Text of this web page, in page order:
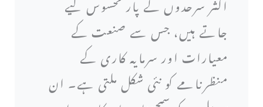
جاتے ہیں، جس سے صنعت کے
معیارات اور سرمایہ کاری کے
منظرنامے کو نئی شکل ملتی ہے۔ ان